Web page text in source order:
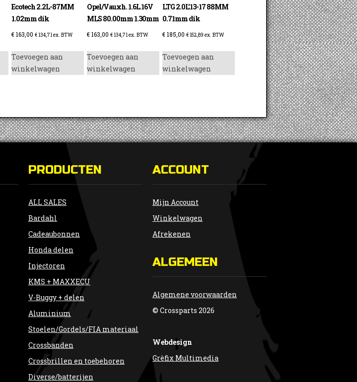
Ecotech 2.2L-87MM
1.02mm dik
€163,00 € 134,71 ex. BTW
Toevoegen aan
winkelwagen
Opel/Vauxh. 1.6L 16V
MLS 80.00mm 1.30mm
€163,00 €134,71 ex. BTW
Toevoegen aan
winkelwagen
LTG 2.0L’13-17 88MM
0.71mm dik
€185,00 €152,89 ex. BTW
Toevoegen aan
winkelwagen
PRODUCTEN
ALL SALES
Bardahl
Cadeaubonnen
Honda delen
Injectoren
KMS + MAXXECU
V-Buggy + delen
Aluminium
Stoelen/Gordels/FIA materiaal
Crossbanden
Crossbrillen en toebehoren
Diverse/batterijen
ACCOUNT
Mijn Account
Winkelwagen
Afrekenen
ALGEMEEN
Algemene voorwaarden
© Crossparts 2026
Webdesign
Grèfix Multimedia